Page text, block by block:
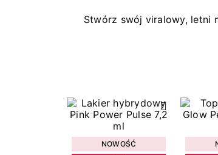
Stwórz swój viralowy, letni
NOWOŚĆ